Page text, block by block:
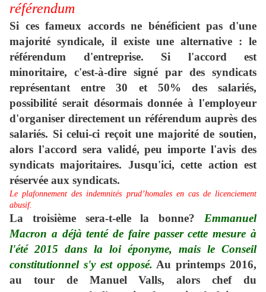
référendum
Si ces fameux accords ne bénéficient pas d'une
majorité syndicale, il existe une alternative : le
référendum d'entreprise. Si l'accord est
minoritaire, c'est-à-dire signé par des syndicats
représentant entre 30 et 50% des salariés,
possibilité serait désormais donnée à l'employeur
d'organiser directement un référendum auprès des
salariés. Si celui-ci reçoit une majorité de soutien,
alors l'accord sera validé, peu importe l'avis des
syndicats majoritaires. Jusqu'ici, cette action est
réservée aux syndicats.
Le plafonnement des indemnités prud’homales en cas de licenciement
abusif.
La troisième sera-t-elle la bonne? Emmanuel
Macron a déjà tenté de faire passer cette mesure à
l'été 2015 dans la loi éponyme, mais le Conseil
constitutionnel s'y est opposé. Au printemps 2016,
au tour de Manuel Valls, alors chef du